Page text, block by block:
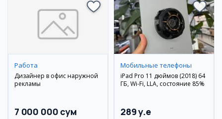
Работа
Дизайнер в офис наружной
рекламы
7 000 000 сум
Мобильные телефоны
iPad Pro 11 дюймов (2018) 64
ГБ, Wi-Fi, LLA, состояние 85%
289 y.e